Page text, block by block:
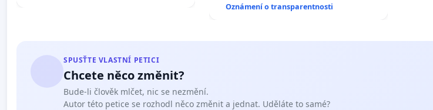
Oznámení o transparentnosti
SPUSŤTE VLASTNÍ PETICI
Chcete něco změnit?
Bude-li člověk mlčet, nic se nezmění.
Autor této petice se rozhodl něco změnit a jednat. Uděláte to samé?